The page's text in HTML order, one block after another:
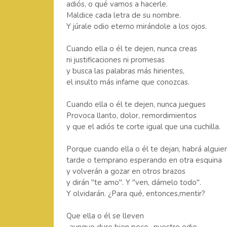
adiós, o qué vamos a hacerle.
Maldice cada letra de su nombre.
Y júrale odio eterno mirándole a los ojos.
Cuando ella o él te dejen, nunca creas
ni justificaciones ni promesas
y busca las palabras más hirientes,
el insulto más infame que conozcas.
Cuando ella o él te dejen, nunca juegues
Provoca llanto, dolor, remordimientos
y que el adiós te corte igual que una cuchilla.
Porque cuando ella o él te dejan, habrá
tarde o temprano esperando en otra esquina
y volverán a gozar en otros brazos
y dirán "te amo". Y "ven, dámelo todo".
Y olvidarán. ¿Para qué, entonces,mentir?
Que ella o él se lleven